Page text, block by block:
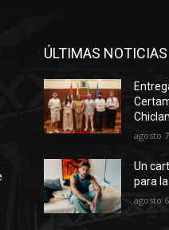
ÚLTIMAS NOTICIAS
agosto
Un
para
agosto